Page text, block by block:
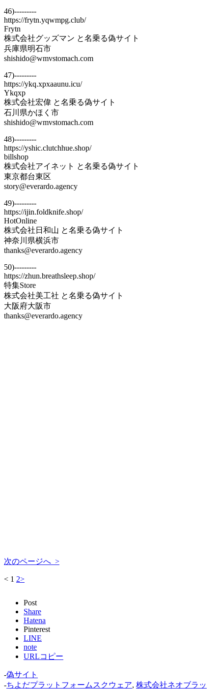
46)---------
https://frytn.yqwmpg.club/
Frytn
株式会社グッズマン と名乗る偽サイト
兵庫県明石市
shishido@wmvstomach.com
47)---------
https://ykq.xpxaaunu.icu/
Ykqxp
株式会社宏偉 と名乗る偽サイト
石川県かほく市
shishido@wmvstomach.com
48)---------
https://yshic.clutchhue.shop/
billshop
株式会社アイネット と名乗る偽サイト
東京都台東区
story@everardo.agency
49)---------
https://ijin.foldknife.shop/
HotOnline
株式会社日和山 と名乗る偽サイト
神奈川県横浜市
thanks@everardo.agency
50)---------
https://zhun.breathsleep.shop/
特集Store
株式会社美工社 と名乗る偽サイト
大阪府大阪市
thanks@everardo.agency
次のページへ >
< 1 2>
Post
Share
Hatena
Pinterest
LINE
note
URLコピー
-偽サイト
-ちよだプラットフォームスクウェア, 株式会社ネオブラッ